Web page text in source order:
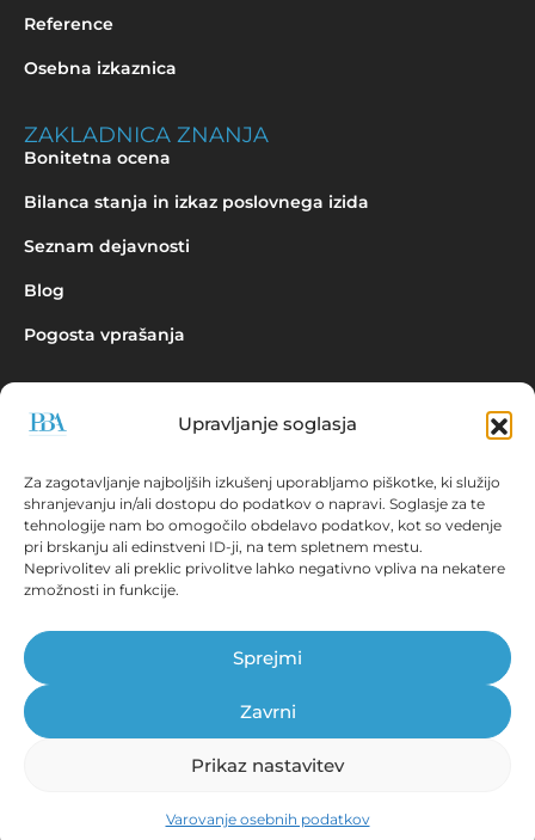
Upravljanje soglasja
Za zagotavljanje najboljših izkušenj uporabljamo piškotke, ki služijo
shranjevanju in/ali dostopu do podatkov o napravi. Soglasje za te
tehnologije nam bo omogočilo obdelavo podatkov, kot so vedenje
pri brskanju ali edinstveni ID-ji, na tem spletnem mestu.
Neprivolitev ali preklic privolitve lahko negativno vpliva na nekatere
zmožnosti in funkcije.
Sprejmi
Zavrni
Prikaz nastavitev
Varovanje osebnih podatkov
Reference
Osebna izkaznica
ZAKLADNICA ZNANJA
Bonitetna ocena
Bilanca stanja in izkaz poslovnega izida
Seznam dejavnosti
Blog
Pogosta vprašanja
Povpraševanje
dostopni!
© Prva bonitetna agencija d.o.o., 2026.
Vse pravice pridržane. ISSN 2536-2712
Tehnične zahteve|Splošni pogoji |Pravna obvestila
videonadzoru